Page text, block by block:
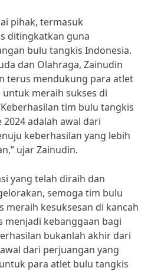
pihak, termasuk
ditingkatkan guna
bulu tangkis Indonesia.
dan Olahraga, Zainudin
terus mendukung para atlet
meraih sukses di
tim bulu tangkis
adalah awal dari
keberhasilan yang lebih
ujar Zainudin.
yang telah diraih dan
semoga tim bulu
meraih kesuksesan di kancah
menjadi kebanggaan bagi
bukanlah akhir dari
dari perjuangan yang
para atlet bulu tangkis